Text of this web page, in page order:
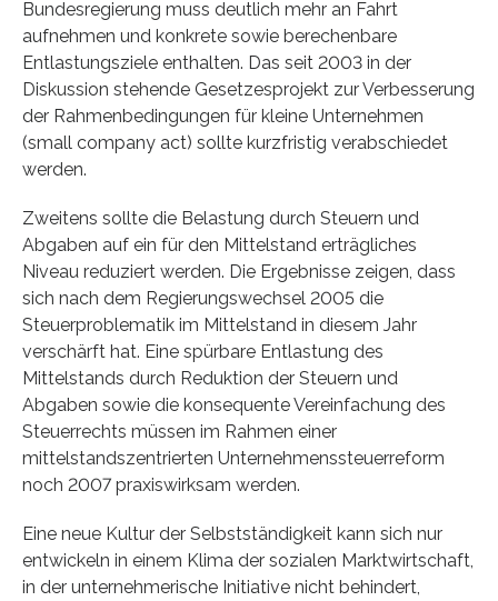
Bundesregierung muss deutlich mehr an Fahrt
aufnehmen und konkrete sowie berechenbare
Entlastungsziele enthalten. Das seit 2003 in der
Diskussion stehende Gesetzesprojekt zur Verbesserung
der Rahmenbedingungen für kleine Unternehmen
(small company act) sollte kurzfristig verabschiedet
werden.
Zweitens sollte die Belastung durch Steuern und
Abgaben auf ein für den Mittelstand erträgliches
Niveau reduziert werden. Die Ergebnisse zeigen, dass
sich nach dem Regierungswechsel 2005 die
Steuerproblematik im Mittelstand in diesem Jahr
verschärft hat. Eine spürbare Entlastung des
Mittelstands durch Reduktion der Steuern und
Abgaben sowie die konsequente Vereinfachung des
Steuerrechts müssen im Rahmen einer
mittelstandszentrierten Unternehmenssteuerreform
noch 2007 praxiswirksam werden.
Eine neue Kultur der Selbstständigkeit kann sich nur
entwickeln in einem Klima der sozialen Marktwirtschaft,
in der unternehmerische Initiative nicht behindert,